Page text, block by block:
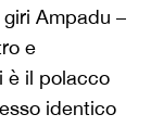
Ampadu –
e
è il polacco
identico